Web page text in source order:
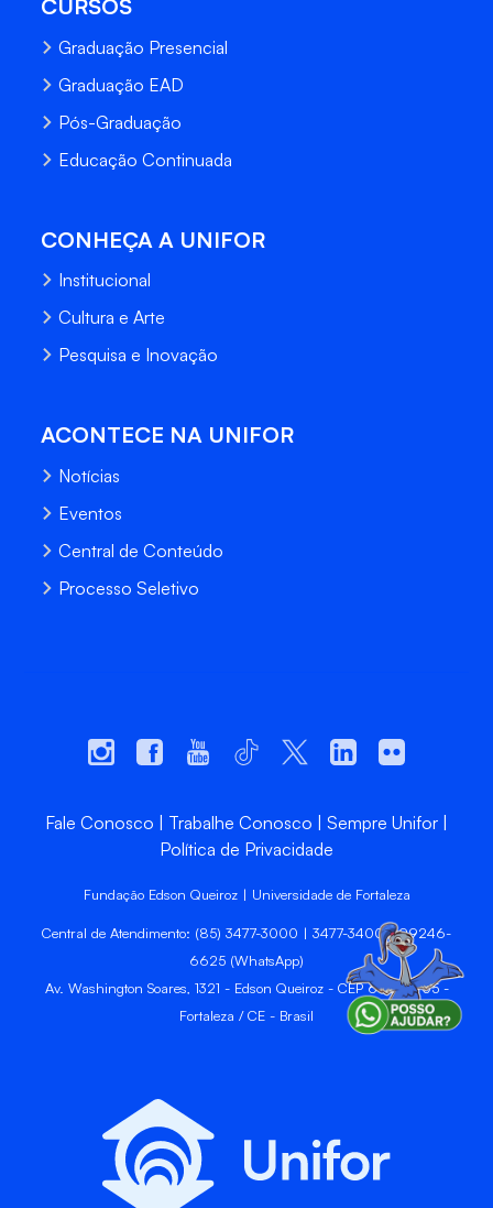
CURSOS
Graduação Presencial
Graduação EAD
Pós-Graduação
Educação Continuada
CONHEÇA A UNIFOR
Institucional
Cultura e Arte
Pesquisa e Inovação
ACONTECE NA UNIFOR
Notícias
Eventos
Central de Conteúdo
Processo Seletivo
Fale Conosco Trabalhe Conosco
Sempre Unifor
Política de Privacidade
Fundação Edson Queiroz | Universidade de Fortaleza
Central de Atendimento: (85) 3477-3000 | 3477-3400 | 99246-
6625 (WhatsApp)
Av. Washington Soares, 1321 - Edson Queiroz - CEP 60811-905 -
Fortaleza / CE - Brasil